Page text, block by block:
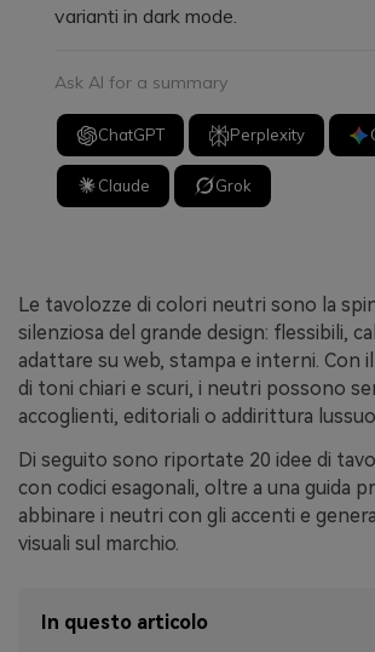
varianti in dark mode.
Ask AI for a summary
ChatGPT Perplexity
Claude Grok
Le tavolozze di colori neutri sono la
silenziosa del grande design: flessibili,
adattare su web, stampa e interni. Con
di toni chiari e scuri, i neutri possono
accoglienti, editoriali o addirittura
Di seguito sono riportate 20 idee di
con codici esagonali, oltre a una guida
abbinare i neutri con gli accenti e
visuali sul marchio.
In questo articolo